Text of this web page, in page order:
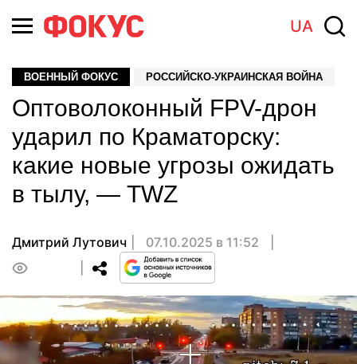
UA
ВОЕННЫЙ ФОКУС РОССИЙСКО-УКРАИНСКАЯ ВОЙНА
Оптоволоконный FPV-дрон
ударил по Краматорску:
какие новые угрозы ожидать
в тылу, — TWZ
Дмитрий Лутович
07.10.2025 в 11:52